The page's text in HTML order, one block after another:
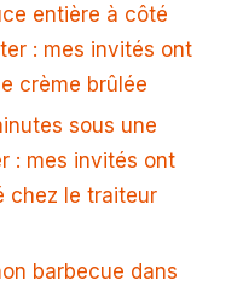
entière à côté
: mes invités ont
crème brûlée
sous une
: mes invités ont
chez le traiteur
barbecue dans